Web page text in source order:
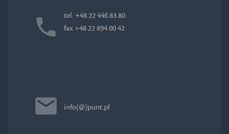
tel. +48 22 446 83 80
fax +48 22 894 00 42
info(@)punt.pl